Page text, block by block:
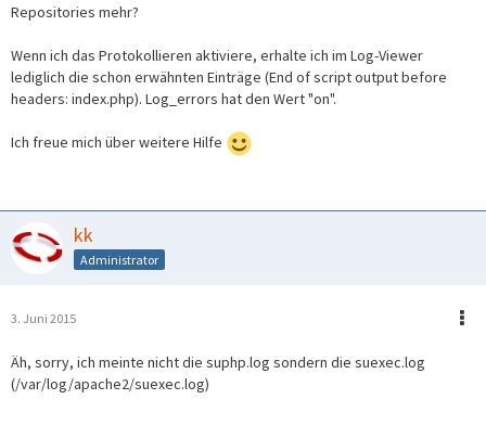
Repositories mehr?
Wenn ich das Protokollieren aktiviere, erhalte ich im Log-Viewer
lediglich die schon erwähnten Einträge (End of script output before
headers: index.php). Log_errors hat den Wert "on".
Ich freue mich über weitere Hilfe
kk
Administrator
3. Juni 2015
Äh, sorry, ich meinte nicht die suphp.log sondern die suexec.log
(/var/log/apache2/suexec.log)